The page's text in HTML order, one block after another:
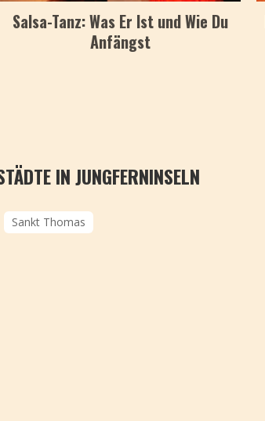
Salsa-Tanz: Was Er Ist und Wie Du
Anfängst
IN JUNGFERNINSELN
Sankt Thomas